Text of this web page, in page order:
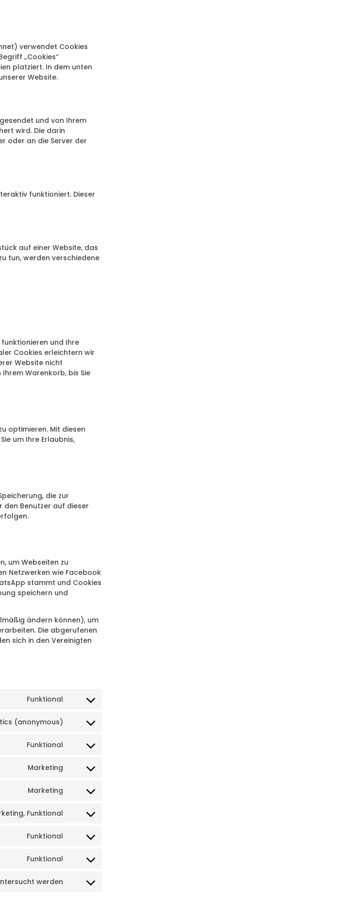
verwendet Cookies
„Cookies“
platziert. In dem unten
Website.
und von Ihrem
wird. Die darin
oder an die Server der
funktioniert. Dieser
auf einer Website, das
tun, werden verschiedene
und Ihre
Cookies erleichtern wir
Website nicht
Warenkorb, bis Sie
optimieren. Mit diesen
um Ihre Erlaubnis,
die zur
den Benutzer auf dieser
um Webseiten zu
Netzwerken wie Facebook
stammt und Cookies
speichern und
ändern können), um
Die abgerufenen
sich in den Vereinigten
Funktional
(anonymous)
Funktional
Marketing
Marketing
Funktional
Funktional
Funktional
werden